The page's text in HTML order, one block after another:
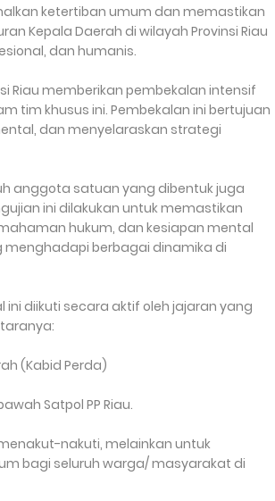
ketertiban umum dan memastikan
Kepala Daerah di wilayah Provinsi Riau
dan humanis.
Riau memberikan pembekalan intensif
tim khusus ini. Pembekalan ini bertujuan
dan menyelaraskan strategi
anggota satuan yang dibentuk juga
ini dilakukan untuk memastikan
hukum, dan kesiapan mental
berbagai dinamika di
diikuti secara aktif oleh jajaran yang
(Kabid Perda)
Satpol PP Riau.
nakuti, melainkan untuk
bagi seluruh warga/ masyarakat di